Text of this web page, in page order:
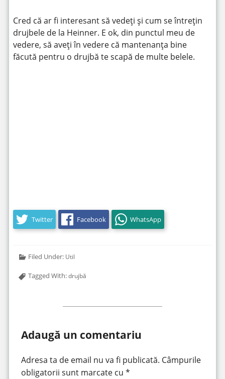
Cred că ar fi interesant să vedeți și cum se întrețin
drujbele de la Heinner. E ok, din punctul meu de
vedere, să aveți în vedere că mantenanța bine
făcută pentru o drujbă te scapă de multe belele.
Twitter Facebook WhatsApp
Filed Under: Util
Tagged With:drujbă
Adaugă un comentariu
Adresa ta de email nu va fi publicată. Câmpurile
obligatorii sunt marcate cu *